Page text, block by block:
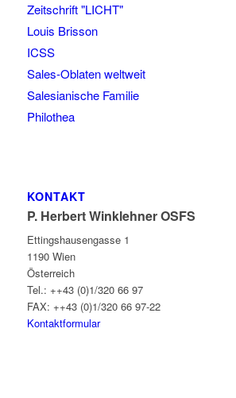
Zeitschrift "LICHT"
Louis Brisson
ICSS
Sales-Oblaten weltweit
Salesianische Familie
Philothea
KONTAKT
P. Herbert Winklehner OSFS
Ettingshausengasse 1
1190 Wien
Österreich
Tel.: ++43 (0)1/320 66 97
FAX: ++43 (0)1/320 66 97-22
Kontaktformular